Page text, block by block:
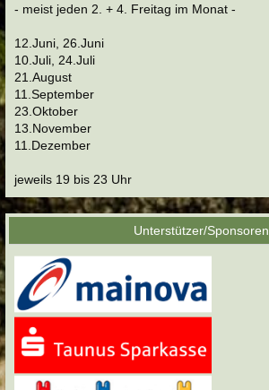
- meist jeden 2. + 4. Freitag im Monat -
12.Juni, 26.Juni
10.Juli, 24.Juli
21.August
11.September
23.Oktober
13.November
11.Dezember
jeweils 19 bis 23 Uhr
Unterstützer/Sponsoren